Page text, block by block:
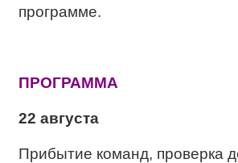
программе.
ПРОГРАММА
22 августа
Прибытие команд, проверка